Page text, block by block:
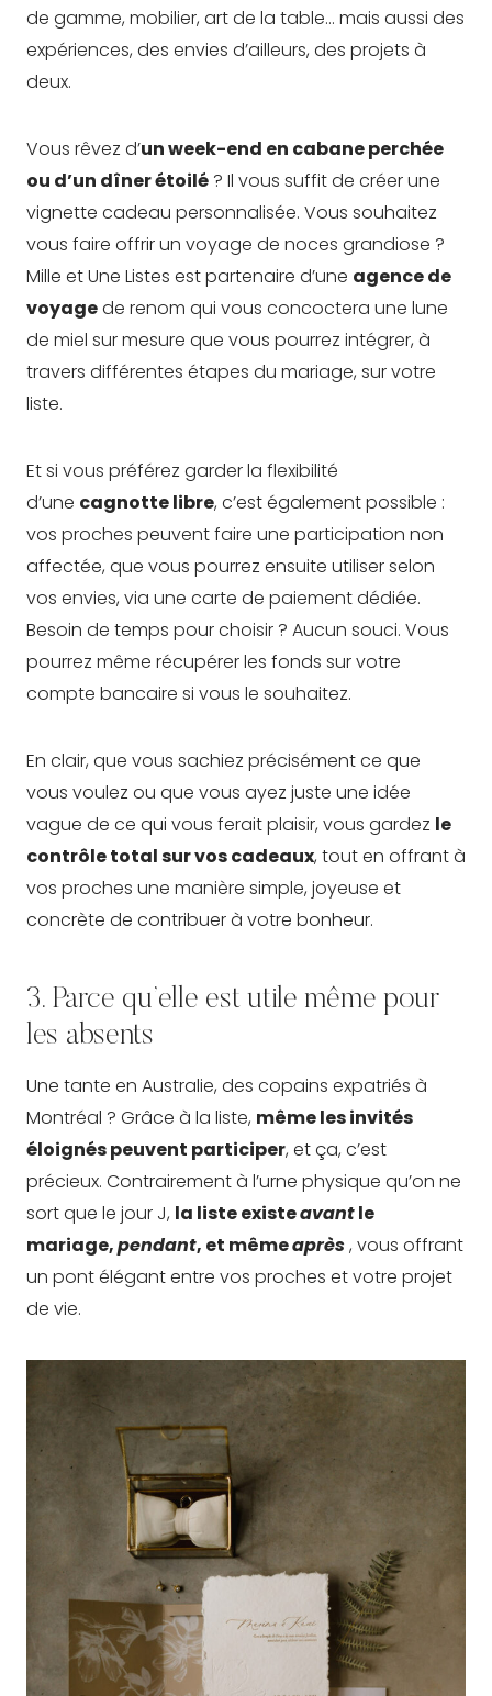
de gamme, mobilier, art de la table… mais aussi des
expériences, des envies d’ailleurs, des projets à
deux.
Vous rêvez d’un week-end en cabane perchée
ou d’un dîner étoilé ? Il vous suffit de créer une
vignette cadeau personnalisée. Vous souhaitez
vous faire offrir un voyage de noces grandiose ?
Mille et Une Listes est partenaire d’une agence de
voyagede renom qui vous concoctera une lune
de miel sur mesure que vous pourrez intégrer, à
travers différentes étapes du mariage, sur votre
liste.
Et si vous préférez garder la flexibilité
d’une cagnotte libre, c’est également possible :
vos proches peuvent faire une participation non
affectée, que vous pourrez ensuite utiliser selon
vos envies, via une carte de paiement dédiée.
Besoin de temps pour choisir ? Aucun souci. Vous
pourrez même récupérer les fonds sur votre
compte bancaire si vous le souhaitez.
En clair, que vous sachiez précisément ce que
vous voulez ou que vous ayez juste une idée
vague de ce qui vous ferait plaisir, vous gardez le
contrôle total sur vos cadeaux, tout en offrant à
vos proches une manière simple, joyeuse et
concrète de contribuer à votre bonheur.
3. Parce qu’elle est utile même pour
les absents
Une tante en Australie, des copains expatriés à
Montréal ? Grâce à la liste, même les invités
éloignés peuvent participer, et ça, c’est
précieux. Contrairement à l’urne physique qu’on ne
sort que le jour J, la liste existeavantle
mariage,pendant, et mêmeaprès, vous offrant
un pont élégant entre vos proches et votre projet
de vie.